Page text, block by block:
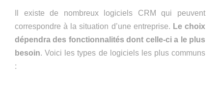
Il existe de nombreux logiciels CRM qui peuvent
correspondre à la situation d’une entreprise. Le choix
dépendra des fonctionnalités dont celle-ci a le plus
besoin. Voici les types de logiciels les plus communs
: